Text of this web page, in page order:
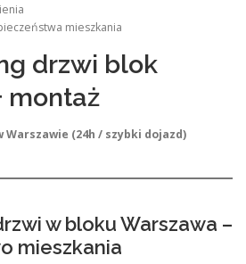
mieszkania
drzwi blok
montaż
Warszawie (24h / szybki dojazd)
w bloku Warszawa –
mieszkania